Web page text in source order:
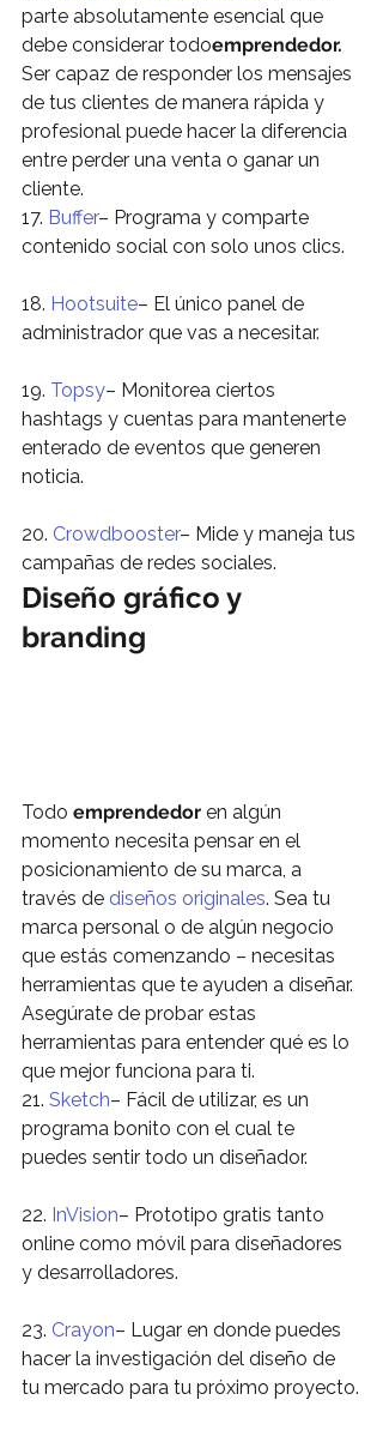
parte absolutamente esencial que
debe considerar todoemprendedor.
Ser capaz de responder los mensajes
de tus clientes de manera rápida y
profesional puede hacer la diferencia
entre perder una venta o ganar un
cliente.
17. Buffer– Programa y comparte
contenido social con solo unos clics.
18. Hootsuite– El único panel de
administrador que vas a necesitar.
19. Topsy– Monitorea ciertos
hashtags y cuentas para mantenerte
enterado de eventos que generen
noticia.
20. Crowdbooster– Mide y maneja tus
campañas de redes sociales.
Diseño gráfico y
branding
Todo emprendedor en algún
momento necesita pensar en el
posicionamiento de su marca, a
través de diseños originales. Sea tu
marca personal o de algún negocio
que estás comenzando – necesitas
herramientas que te ayuden a diseñar.
Asegúrate de probar estas
herramientas para entender qué es lo
que mejor funciona para ti.
21. Sketch– Fácil de utilizar, es un
programa bonito con el cual te
puedes sentir todo un diseñador.
22. InVision– Prototipo gratis tanto
online como móvil para diseñadores
y desarrolladores.
23. Crayon– Lugar en donde puedes
hacer la investigación del diseño de
tu mercado para tu próximo proyecto.